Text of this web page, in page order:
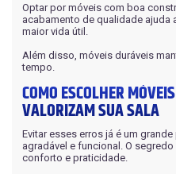
Optar por móveis com boa
acabamento de qualidade ajuda
maior vida útil.
Além disso, móveis duráveis
tempo.
COMO ESCOLHER
VALORIZAM SUA SALA
Evitar esses erros já é um
agradável e funcional. O
conforto e praticidade.